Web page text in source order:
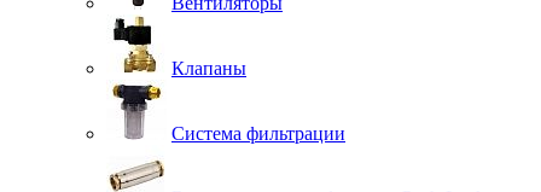
Клапаны
Система фильтрации